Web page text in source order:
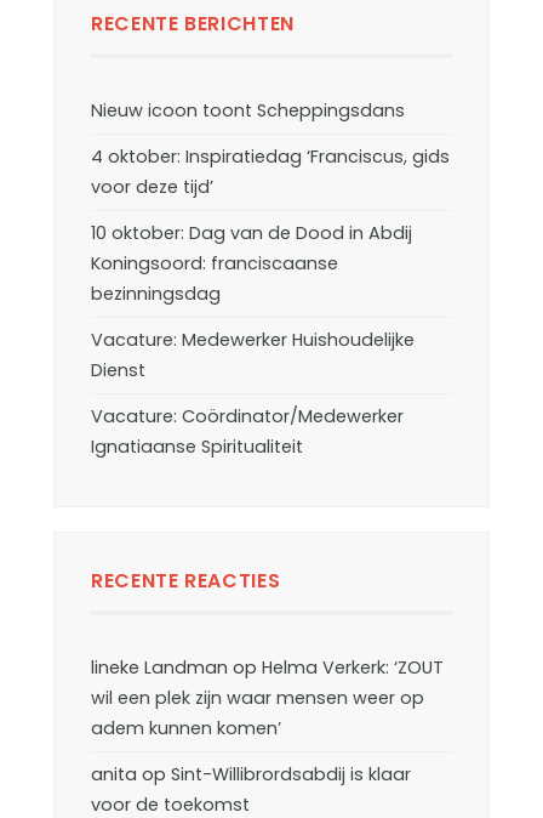
RECENTE BERICHTEN
Nieuw icoon toont Scheppingsdans
4 oktober: Inspiratiedag ‘Franciscus, gids
voor deze tijd’
10 oktober: Dag van de Dood in Abdij
Koningsoord: franciscaanse
bezinningsdag
Vacature: Medewerker Huishoudelijke
Dienst
Vacature: Coördinator/Medewerker
Ignatiaanse Spiritualiteit
RECENTE REACTIES
lineke Landman op Helma Verkerk: ‘ZOUT
wil een plek zijn waar mensen weer op
adem kunnen komen’
anita op Sint-Willibrordsabdij is klaar
voor de toekomst